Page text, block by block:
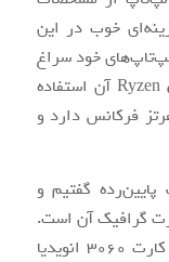
خوب در این
خود سراغ
ای‌ام‌دی رفته است و از پردازنده Ryzen 5800H آن استفاده
پردازنده 3.2 تا 4.4 گیگاهرتز فرکانس دارد و
گفتیم و
گرافیک آن است.
در این بخش از لپ‌تاپ شاهد استفاده از کارت 3060 انویدیا